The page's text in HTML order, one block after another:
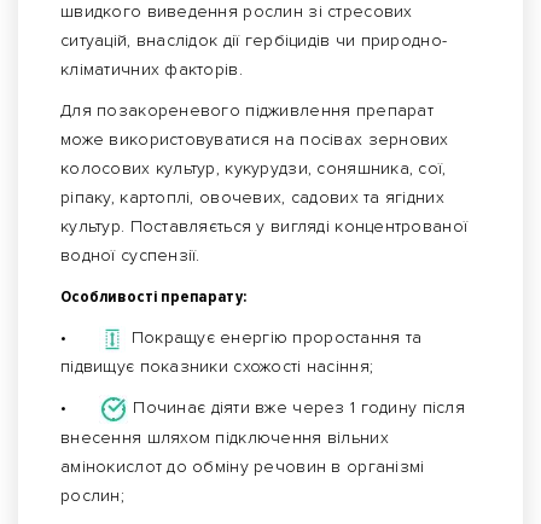
швидкого виведення рослин зі стресових
ситуацій, внаслідок дії гербіцидів чи природно-
кліматичних факторів.
Для позакореневого підживлення препарат
може використовуватися на посівах зернових
колосових культур, кукурудзи, соняшника, сої,
ріпаку, картоплі, овочевих, садових та ягідних
культур. Поставляється у вигляді концентрованої
водної суспензії.
Особливості препарату:
•
Покращує енергію проростання та
підвищує показники схожості насіння;
•
Починає діяти вже через 1 годину після
внесення шляхом підключення вільних
амінокислот до обміну речовин в організмі
рослин;